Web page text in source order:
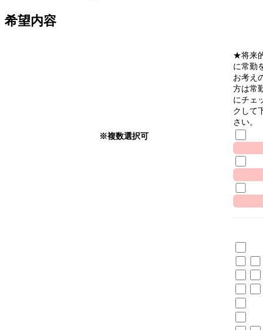
希望内容
※複数選択可
★将来
に常勤
お考え
方は常
にチェ
クして
さい。